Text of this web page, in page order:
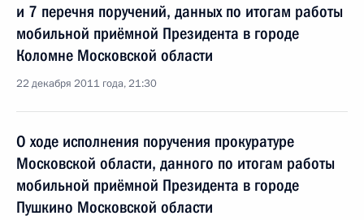
и 7 перечня поручений, данных по итогам работы
мобильной приёмной Президента в городе
Коломне Московской области
22 декабря 2011 года, 21:30
О ходе исполнения поручения прокуратуре
Московской области, данного по итогам работы
мобильной приёмной Президента в городе
Пушкино Московской области